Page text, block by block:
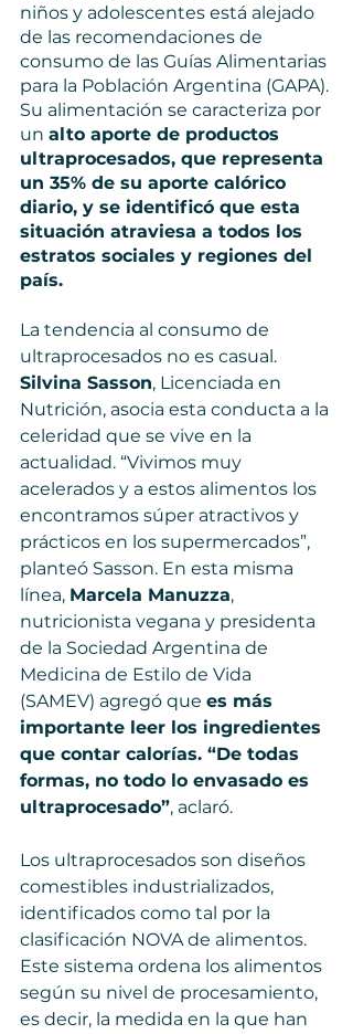
niños y adolescentes está alejado
de las recomendaciones de
consumo de las Guías Alimentarias
para la Población Argentina (GAPA).
Su alimentación se caracteriza por
un alto aporte de productos
ultraprocesados, que representa
un 35% de su aporte calórico
diario, y se identificó que esta
situación atraviesa a todos los
estratos sociales y regiones del
país.
La tendencia al consumo de
ultraprocesados no es casual.
Silvina Sasson, Licenciada en
Nutrición, asocia esta conducta a la
celeridad que se vive en la
actualidad. “Vivimos muy
acelerados y a estos alimentos los
encontramos súper atractivos y
prácticos en los supermercados”,
planteó Sasson. En esta misma
línea, Marcela Manuzza,
nutricionista vegana y presidenta
de la Sociedad Argentina de
Medicina de Estilo de Vida
(SAMEV) agregó que es más
importante leer los ingredientes
que contar calorías. “De todas
formas, no todo lo envasado es
ultraprocesado”, aclaró.
Los ultraprocesados son diseños
comestibles industrializados,
identificados como tal por la
clasificación NOVA de alimentos.
Este sistema ordena los alimentos
según su nivel de procesamiento,
es decir, la medida en la que han